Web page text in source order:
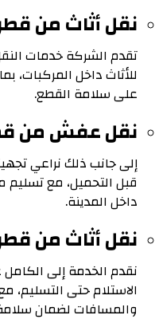
نقل أثاث من
تقدم الشركة خدمات
للأثاث داخل المركبات،
على سلامة القطع.
نقل عفش من
إلى جانب ذلك نراعي
قبل التحميل، مع
داخل المدينة.
نقل أثاث من
نقدم الخدمة إلى
الاستلام حتى التسليم،
والمسافات لضمان سلامة